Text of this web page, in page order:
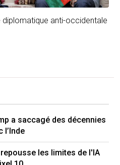
diplomatique anti-occidentale
a saccagé des décennies
l’Inde
les limites de l'IA